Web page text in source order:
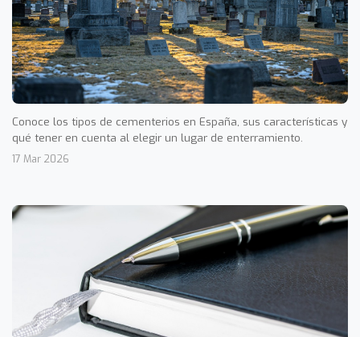
Conoce los tipos de cementerios en España, sus características y
qué tener en cuenta al elegir un lugar de enterramiento.
17 Mar 2026